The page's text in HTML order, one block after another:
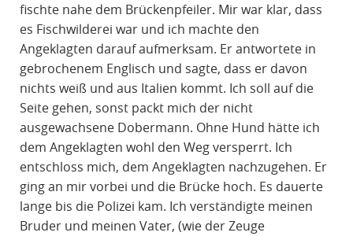
fischte nahe dem Brückenpfeiler. Mir war klar, dass
es Fischwilderei war und ich machte den
Angeklagten darauf aufmerksam. Er antwortete in
gebrochenem Englisch und sagte, dass er davon
nichts weiß und aus Italien kommt. Ich soll auf die
Seite gehen, sonst packt mich der nicht
ausgewachsene Dobermann. Ohne Hund hätte ich
dem Angeklagten wohl den Weg versperrt. Ich
entschloss mich, dem Angeklagten nachzugehen. Er
ging an mir vorbei und die Brücke hoch. Es dauerte
lange bis die Polizei kam. Ich verständigte meinen
Bruder und meinen Vater, (wie der Zeuge